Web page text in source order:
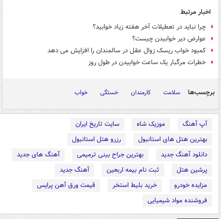
اخبار مرتبط
چرا نباید در تعطیلات آخر هفته زیاد خوابید؟
عوارض دیر خوابیدن چیست؟
کمبود خواب ریسک زوال عقل در سالمندان را افزایش می دهد
خطرات مرگبار یک ساعت خوابیدن در طول روز
برچسب‌ها سلامت کارمندان خستگی خواب
آپ آهنگ موزیک شاه
سایت تاریخ ایران
بهترین هتل های استانبول
رزرو هتل استانبول
دانلود آهنگ جدید
بهترین جراح بینی ترمیمی
آهنگ های جدید
پرشین هتل
ثبت نام بیمه اربعین
آهنگ جدید
مزایده خودرو
خرید بلیط استخر
قیمت ورق آهن پرایس
فروشنده مواد شیمیایی